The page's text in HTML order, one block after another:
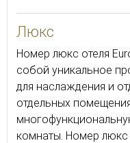
Люкс
Номер люкс отеля
собой уникальное
для наслаждения и
отдельных
комнаты. Номер люкс